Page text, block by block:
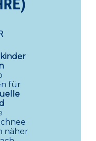
für
näher